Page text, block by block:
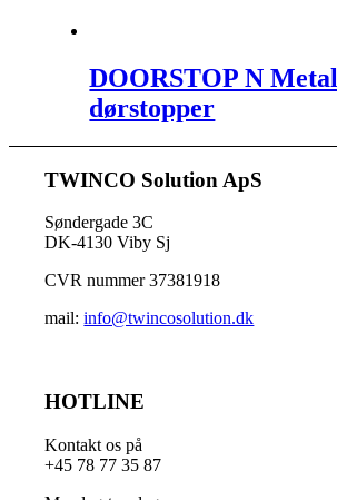
DOORSTOP N Metal
dørstopper
TWINCO Solution ApS
Søndergade 3C
DK-4130 Viby Sj
CVR nummer 37381918
mail:info@twincosolution.dk
HOTLINE
Kontakt os på
+45 78 77 35 87